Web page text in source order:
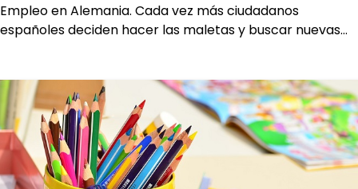
Empleo en Alemania. Cada vez más ciudadanos
españoles deciden hacer las maletas y buscar nuevas…